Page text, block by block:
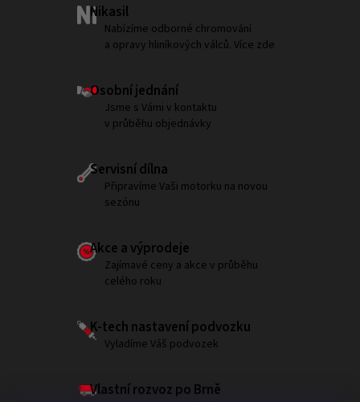
Nikasil
Nabízíme odborné chromování
a opravy hliníkových válců. Více zde
Osobní jednání
Jsme s Vámi v kontaktu
v průběhu objednávky
Servisní dílna
Připravíme Vaši motorku na novou
sezónu
Akce a výprodeje
Zajímavé ceny a akce v průběhu
celého roku
K-tech nastavení podvozku
Vyladíme Váš podvozek
Vlastní rozvoz po Brně